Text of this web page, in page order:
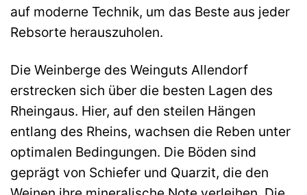
auf moderne Technik, um das Beste aus jeder
Rebsorte herauszuholen.
Die Weinberge des Weinguts Allendorf
erstrecken sich über die besten Lagen des
Rheingaus. Hier, auf den steilen Hängen
entlang des Rheins, wachsen die Reben unter
optimalen Bedingungen. Die Böden sind
geprägt von Schiefer und Quarzit, die den